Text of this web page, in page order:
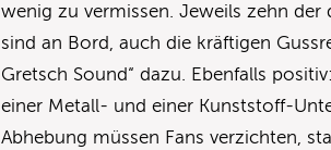
wenig zu vermissen. Jeweils zehn
sind an Bord, auch die kräftigen
Gretsch Sound“ dazu. Ebenfalls
einer Metall- und einer Kunststoff-
Abhebung müssen Fans verzichten,